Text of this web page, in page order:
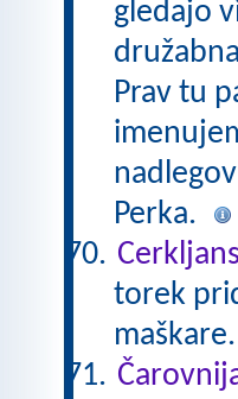
gledajo
Prav tu
Perka.
torek